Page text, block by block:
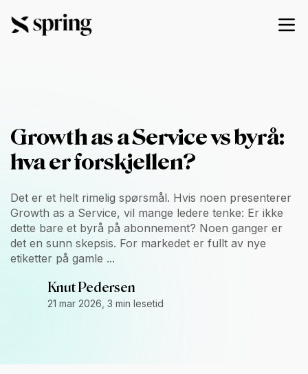
Growth as a Service vs byrå:
hva er forskjellen?
Det er et helt rimelig spørsmål. Hvis noen presenterer
Growth as a Service, vil mange ledere tenke: Er ikke
dette bare et byrå på abonnement? Noen ganger er
det en sunn skepsis. For markedet er fullt av nye
etiketter på gamle ...
Knut Pedersen
21 mar 2026, 3 min lesetid